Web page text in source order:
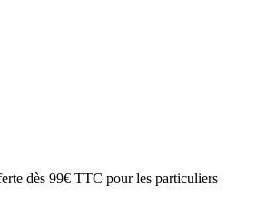
dès 99€ TTC pour les particuliers